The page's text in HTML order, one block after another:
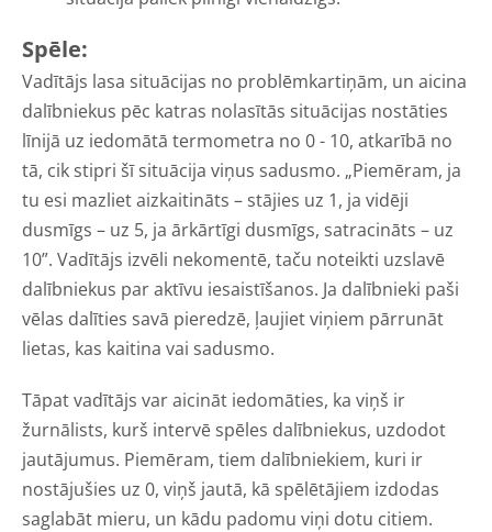
Spēle:
Vadītājs lasa situācijas no problēmkartiņām, un aicina
dalībniekus pēc katras nolasītās situācijas nostāties
līnijā uz iedomātā termometra no 0 - 10, atkarībā no
tā, cik stipri šī situācija viņus sadusmo. „Piemēram, ja
tu esi mazliet aizkaitināts – stājies uz 1, ja vidēji
dusmīgs – uz 5, ja ārkārtīgi dusmīgs, satracināts – uz
10”. Vadītājs izvēli nekomentē, taču noteikti uzslavē
dalībniekus par aktīvu iesaistīšanos. Ja dalībnieki paši
vēlas dalīties savā pieredzē, ļaujiet viņiem pārrunāt
lietas, kas kaitina vai sadusmo.
Tāpat vadītājs var aicināt iedomāties, ka viņš ir
žurnālists, kurš intervē spēles dalībniekus, uzdodot
jautājumus. Piemēram, tiem dalībniekiem, kuri ir
nostājušies uz 0, viņš jautā, kā spēlētājiem izdodas
saglabāt mieru, un kādu padomu viņi dotu citiem.